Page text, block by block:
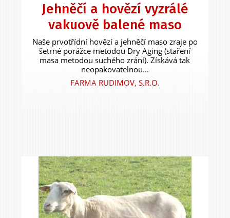
Jehněčí a hovězí vyzrálé
vakuově balené maso
Naše prvotřídní hovězí a jehněčí maso zraje po
šetrné porážce metodou Dry Aging (staření
masa metodou suchého zrání). Získává tak
neopakovatelnou...
FARMA RUDIMOV, S.R.O.